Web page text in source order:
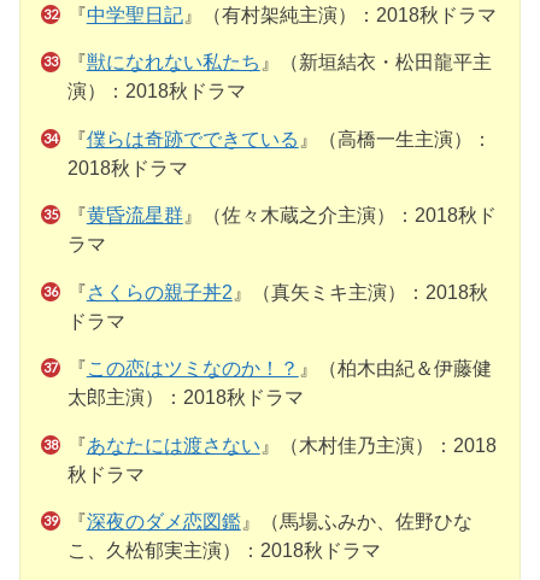
『中学聖日記』（有村架純主演）：2018秋ドラマ
『獣になれない私たち 』（新垣結衣・松田龍平主
演）：2018秋ドラマ
『僕らは奇跡でできている 』（高橋一生主演）：
2018秋ドラマ
『黄昏流星群』（佐々木蔵之介主演）：2018秋ド
ラマ
『さくらの親子丼2 』（真矢ミキ主演）：2018秋
ドラマ
『この恋はツミなのか！？ 』（柏木由紀＆伊藤健
太郎主演）：2018秋ドラマ
『あなたには渡さない 』（木村佳乃主演）：2018
秋ドラマ
『深夜のダメ恋図鑑』（馬場ふみか、佐野ひな
こ、久松郁実主演）：2018秋ドラマ